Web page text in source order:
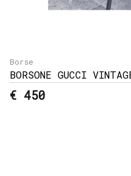
Borse
BORSONE GUCCI
€ 450